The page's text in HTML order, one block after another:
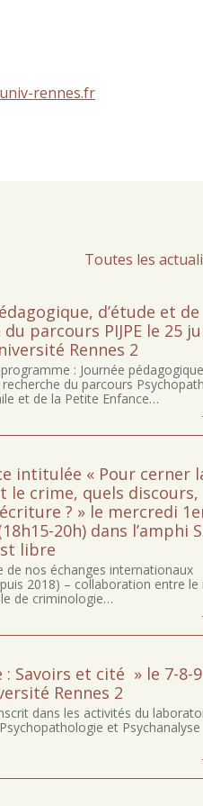
rennes.fr
Toutes les
d’étude et de
parcours PIJPE le 25
Rennes 2
: Journée
recherche du parcours
et de la Petite Enfance…
intitulée « Pour cerner
le crime, quels discours,
? » le mercredi
20h) dans l’amphi
libre
de nos échanges internationaux
2018) – collaboration entre
de criminologie…
Savoirs et cité » le 7-8-9
Rennes 2
dans les activités du
et Psychanalyse